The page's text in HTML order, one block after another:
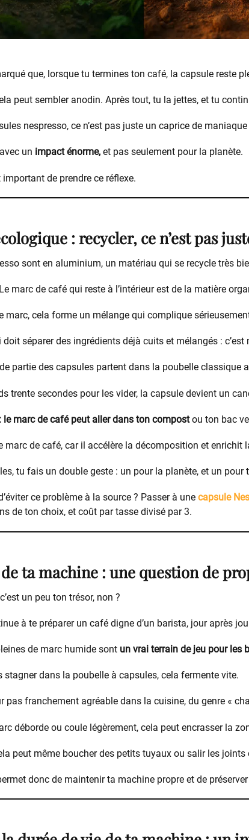
que, lorsque tu termines ton café, la capsule reste
peut sembler anodin. Après tout, tu la jettes, et tu
nespresso, ce n’est pas juste un caprice de
un impact énorme, et pas seulement pour la planète.
de prendre ce réflexe.
: recycler, ce n’est pas
sont en aluminium, un matériau qui se recycle très
marc de café qui reste à l’intérieur est de la matière
marc, cela forme un mélange qui complique
doit séparer des ingrédients déjà cuits et mélangés :
partie des capsules partent dans la poubelle classique
trente secondes pour les vider, la capsule devient un
: le marc de café peut aller dans ton compostou ton bac
marc de café, car il accélère la décomposition et enrichit
tu fais un double geste : un pour la planète, et un pour
ce problème à la source ? Passer à une capsule
de ton choix, et coût par tasse divisé par 3.
de ta machine : une question de
un peu ton trésor, non ?
à te préparer un café digne d’un barista, jour après
de marc humide sont un vrai terrain de jeu pour les
stagner dans la poubelle à capsules, cela fermente vite.
pas franchement agréable dans la cuisine, du genre «
déborde ou coule légèrement, cela peut encrasser la
peut même boucher des petits tuyaux ou salir les joints
donc de maintenir ta machine propre et de